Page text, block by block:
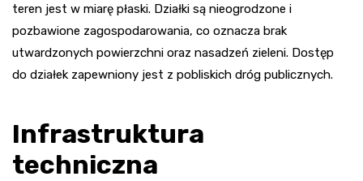
teren jest w miarę płaski. Działki są nieogrodzone i
pozbawione zagospodarowania, co oznacza brak
utwardzonych powierzchni oraz nasadzeń zieleni. Dostęp
do działek zapewniony jest z pobliskich dróg publicznych.
Infrastruktura
techniczna